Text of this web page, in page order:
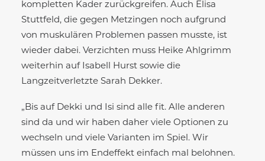
kompletten Kader zurückgreifen. Auch Elisa
Stuttfeld, die gegen Metzingen noch aufgrund
von muskulären Problemen passen musste, ist
wieder dabei. Verzichten muss Heike Ahlgrimm
weiterhin auf Isabell Hurst sowie die
Langzeitverletzte Sarah Dekker.
„Bis auf Dekki und Isi sind alle fit. Alle anderen
sind da und wir haben daher viele Optionen zu
wechseln und viele Varianten im Spiel. Wir
müssen uns im Endeffekt einfach mal belohnen.